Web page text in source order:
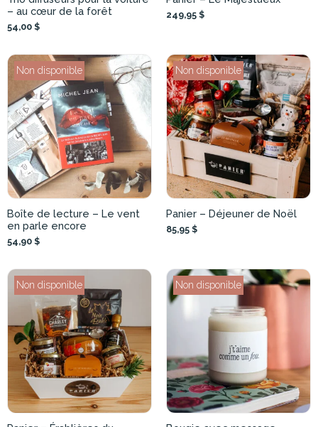
– au cœur de la forêt
54,00 $
249,95 $
Non disponible
Boîte de lecture – Le vent
en parle encore
54,90 $
Non disponible
Panier – Déjeuner de Noël
85,95 $
Non disponible Non disponible